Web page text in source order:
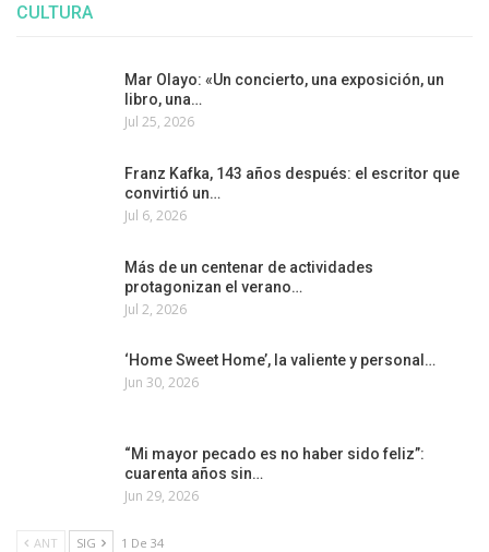
CULTURA
Mar Olayo: «Un concierto, una exposición, un
libro, una…
Jul 25, 2026
Franz Kafka, 143 años después: el escritor que
convirtió un…
Jul 6, 2026
Más de un centenar de actividades
protagonizan el verano…
Jul 2, 2026
‘Home Sweet Home’, la valiente y personal…
Jun 30, 2026
“Mi mayor pecado es no haber sido feliz”:
cuarenta años sin…
Jun 29, 2026
ANT SIG 1 De 34